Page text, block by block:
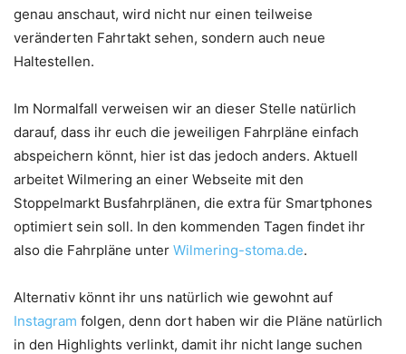
genau anschaut, wird nicht nur einen teilweise
veränderten Fahrtakt sehen, sondern auch neue
Haltestellen.
Im Normalfall verweisen wir an dieser Stelle natürlich
darauf, dass ihr euch die jeweiligen Fahrpläne einfach
abspeichern könnt, hier ist das jedoch anders. Aktuell
arbeitet Wilmering an einer Webseite mit den
Stoppelmarkt Busfahrplänen, die extra für Smartphones
optimiert sein soll. In den kommenden Tagen findet ihr
also die Fahrpläne unter Wilmering-stoma.de.
Alternativ könnt ihr uns natürlich wie gewohnt auf
Instagram folgen, denn dort haben wir die Pläne natürlich
in den Highlights verlinkt, damit ihr nicht lange suchen